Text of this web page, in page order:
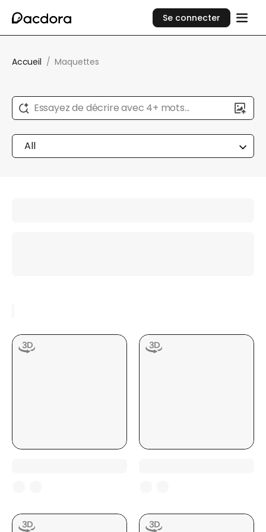
Se connecter
Accueil / Maquettes
Essayez de décrire avec 4+ mots...
All